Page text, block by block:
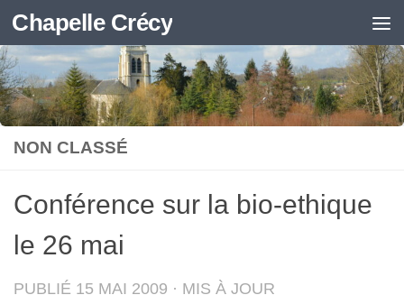
Skip to content
Chapelle Crécy
NON CLASSÉ
Conférence sur la bio-ethique
le 26 mai
PUBLIÉ 15 MAI 2009 · MIS À JOUR